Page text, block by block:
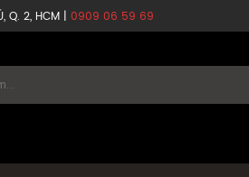
Q. 2, HCM | 0909 06 59 69